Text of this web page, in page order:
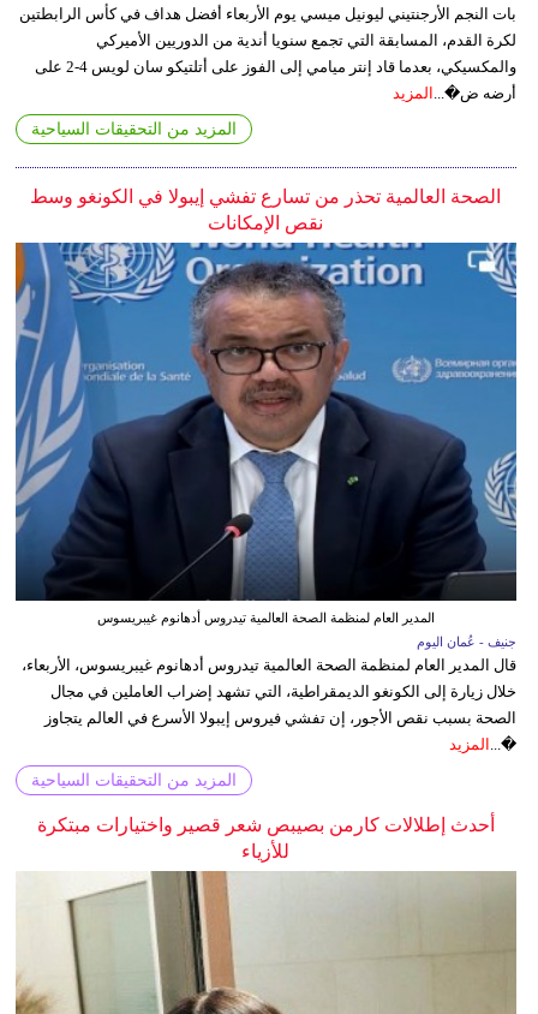
بات النجم الأرجنتيني ليونيل ميسي يوم الأربعاء أفضل هداف في كأس الرابطتين
لكرة القدم، المسابقة التي تجمع سنويا أندية من الدوريين الأميركي
والمكسيكي، بعدما قاد إنتر ميامي إلى الفوز على أتلتيكو سان لويس 4-2 على
أرضه ض�... المزيد
المزيد من التحقيقات السياحية
الصحة العالمية تحذر من تسارع تفشي إيبولا في الكونغو وسط
نقص الإمكانات
المدير العام لمنظمة الصحة العالمية تيدروس أدهانوم غيبريسوس
جنيف - عُمان اليوم
قال المدير العام لمنظمة الصحة العالمية تيدروس أدهانوم غيبريسوس، الأربعاء،
خلال زيارة إلى الكونغو الديمقراطية، التي تشهد إضراب العاملين في مجال
الصحة بسبب نقص الأجور، إن تفشي فيروس إيبولا الأسرع في العالم يتجاوز
�...
المزيد
المزيد من التحقيقات السياحية
أحدث إطلالات كارمن بصيبص شعر قصير واختيارات مبتكرة
للأزياء